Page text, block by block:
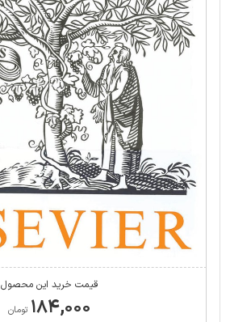
قیمت خرید این محصول
۱۸۴,۰۰۰ تومان